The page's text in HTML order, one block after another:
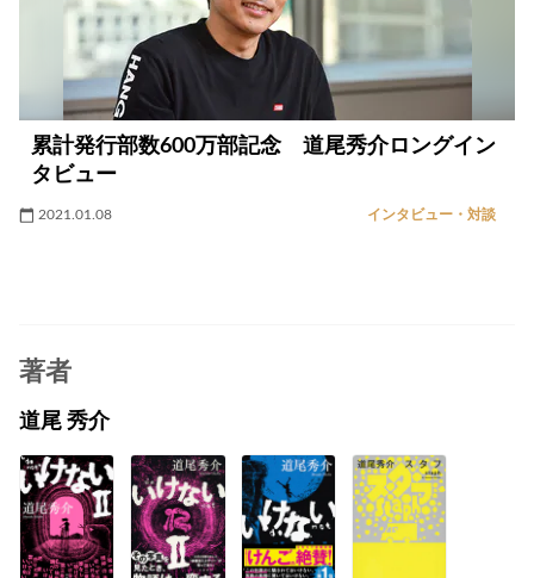
累計発行部数600万部記念 道尾秀介ロングイン
タビュー
2021.01.08 インタビュー・対談
著者
道尾 秀介